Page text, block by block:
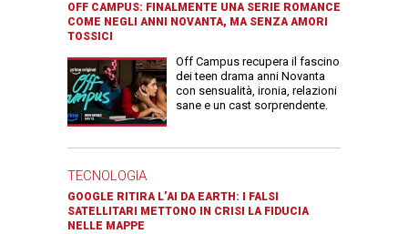
OFF CAMPUS: FINALMENTE UNA SERIE ROMANCE
COME NEGLI ANNI NOVANTA, MA SENZA AMORI
TOSSICI
Off Campus recupera il fascino
dei teen drama anni Novanta
con sensualità, ironia, relazioni
sane e un cast sorprendente.
TECNOLOGIA
GOOGLE RITIRA L’AI DA EARTH: I FALSI
SATELLITARI METTONO IN CRISI LA FIDUCIA
NELLE MAPPE